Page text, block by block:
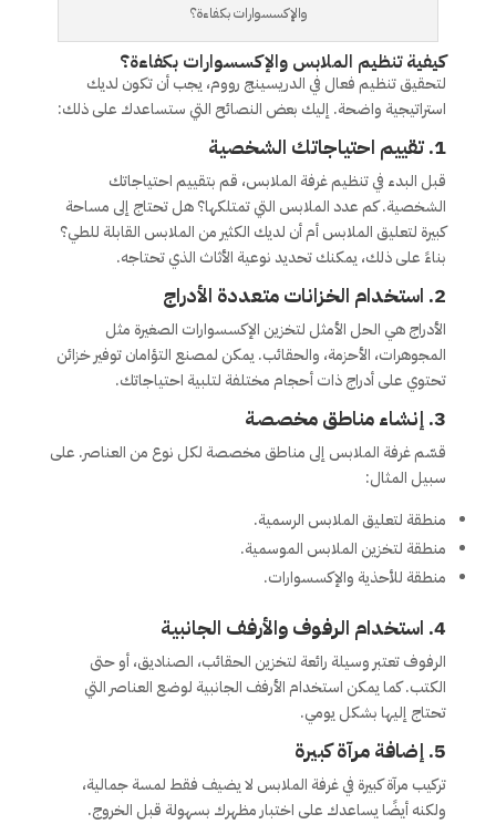
والإكسسوارات بكفاءة؟
كيفية تنظيم الملابس والإكسسوارات بكفاءة؟
لتحقيق تنظيم فعال في الدريسينج رووم، يجب أن تكون لديك
استراتيجية واضحة. إليك بعض النصائح التي ستساعدك على ذلك:
1. تقييم احتياجاتك الشخصية
قبل البدء في تنظيم غرفة الملابس، قم بتقييم احتياجاتك
الشخصية. كم عدد الملابس التي تمتلكها؟ هل تحتاج إلى مساحة
كبيرة لتعليق الملابس أم أن لديك الكثير من الملابس القابلة للطي؟
بناءً على ذلك، يمكنك تحديد نوعية الأثاث الذي تحتاجه.
2. استخدام الخزانات متعددة الأدراج
الأدراج هي الحل الأمثل لتخزين الإكسسوارات الصغيرة مثل
المجوهرات، الأحزمة، والحقائب. يمكن لمصنع التؤامان توفير خزائن
تحتوي على أدراج ذات أحجام مختلفة لتلبية احتياجاتك.
3. إنشاء مناطق مخصصة
قسّم غرفة الملابس إلى مناطق مخصصة لكل نوع من العناصر. على
سبيل المثال:
منطقة لتعليق الملابس الرسمية.
منطقة لتخزين الملابس الموسمية.
منطقة للأحذية والإكسسوارات.
4. استخدام الرفوف والأرفف الجانبية
الرفوف تعتبر وسيلة رائعة لتخزين الحقائب، الصناديق، أو حتى
الكتب. كما يمكن استخدام الأرفف الجانبية لوضع العناصر التي
تحتاج إليها بشكل يومي.
5. إضافة مرآة كبيرة
تركيب مرآة كبيرة في غرفة الملابس لا يضيف فقط لمسة جمالية،
ولكنه أيضًا يساعدك على اختبار مظهرك بسهولة قبل الخروج.